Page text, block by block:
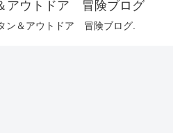
アウトドア 冒険ブログ
ン＆アウトドア 冒険ブログ.